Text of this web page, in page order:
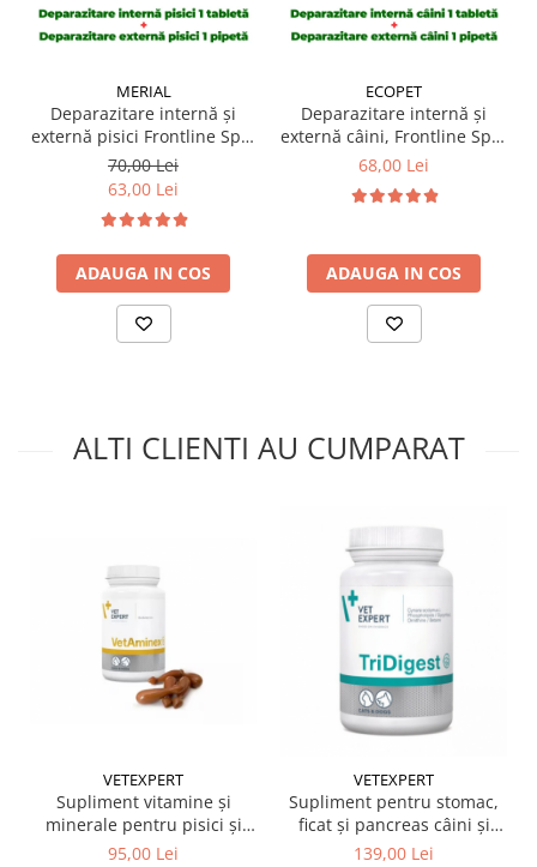
MERIAL
Deparazitare internă și
externă pisici Frontline Spot
On 1 pipetă + Cestal Cat 1
tabletă
70,00 Lei
63,00 Lei
ADAUGA IN COS
ECOPET
Deparazitare internă și
externă câini, Frontline Spot
On Dog 2-10kg 1 pipeta +
68,00 Lei
ADAUGA IN COS
ALTI CLIENTI AU CUMPARAT
VETEXPERT
Supliment vitamine și
minerale pentru pisici și
câini, Vetaminex 60 caps
95,00 Lei
VETEXPERT
Supliment pentru stomac,
ficat și pancreas câini și
pisici, Tridigest 40 tablete
139,00 Lei